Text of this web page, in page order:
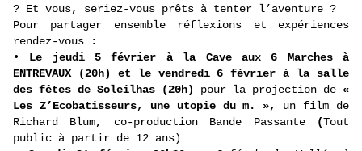
? Et vous, seriez-vous prêts à tenter l’aventure ?
Pour partager ensemble réflexions et expériences
rendez-vous :
• Le jeudi 5 février à la Cave aux 6 Marches à
ENTREVAUX (20h) et le vendredi 6 février à la salle
des fêtes de Soleilhas (20h) pour la projection de «
Les Z’Ecobatisseurs, une utopie du m. », un film de
Richard Blum, co-production Bande Passante (Tout
public à partir de 12 ans)